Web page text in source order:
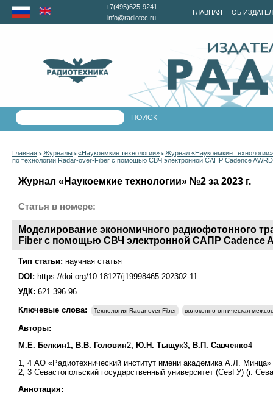
ГЛАВНАЯ ОБ
+7(495)625-9241
info@radiotec.ru
Главная > Журналы > «Наукоемкие технологии» > Журнал «Наукоемкие
по технологии Radar-over-Fiber с помощью СВЧ электронной САПР Cadence
Журнал «Наукоемкие технологии» №2 за 2023 г.
Статья в номере:
Моделирование экономичного радиофотонного
Fiber с помощью СВЧ электронной САПР Cadence
Тип статьи: научная статья
DOI: https://doi.org/10.18127/j19998465-202302-11
УДК: 621.396.96
Ключевые слова:
Технология Radar-over-Fiber волоконно-оптическая
Авторы:
М.Е. Белкин1, В.В. Головин2, Ю.Н. Тыщук3, В.П. Савченко4
1, 4 АО «Радиотехнический институт имени академика А.Л.
2, 3 Севастопольский государственный университет (СевГУ) (г.
Аннотация: